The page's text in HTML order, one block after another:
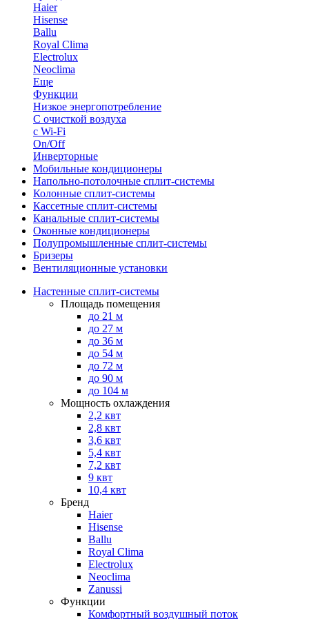
Haier
Hisense
Ballu
Royal Clima
Electrolux
Neoclima
Еще
Функции
Низкое энергопотребление
С очисткой воздуха
с Wi-Fi
On/Off
Инверторные
Мобильные кондиционеры
Напольно-потолоч​ные ​сплит-системы
Колонные ​​сплит-системы
Кассетные сплит-системы
Канальные сплит-системы
Оконные кондиционеры
Полупромышленные сплит-системы
Бризеры
Вентиляционные установки
Настенные сплит-системы
Площадь помещения
до 21 м
до 27 м
до 36 м
до 54 м
до 72 м
до 90 м
до 104 м
Мощность охлаждения
2,2 квт
2,8 квт
3,6 квт
5,4 квт
7,2 квт
9 квт
10,4 квт
Бренд
Haier
Hisense
Ballu
Royal Clima
Electrolux
Neoclima
Zanussi
Функции
Комфортный воздушный поток